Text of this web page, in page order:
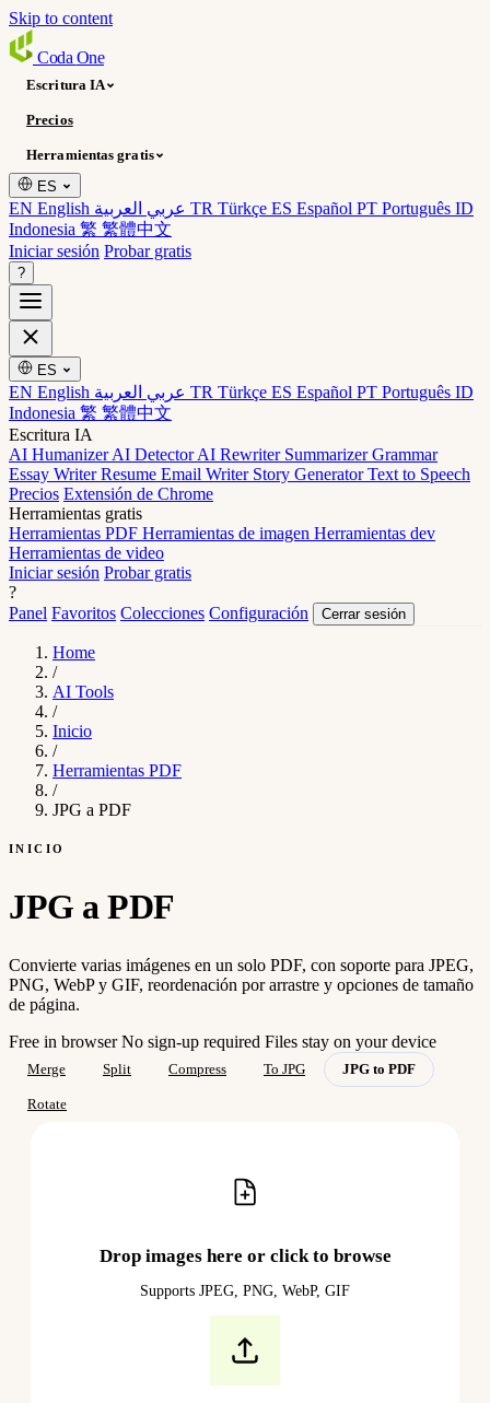
Skip to content
Coda One
Escritura IA
Precios
Herramientas gratis
ES
EN English TR Türkçe ES Español PT Português ID
Indonesia 繁 繁體中文
Iniciar sesión Probar gratis
?
ES
EN English TR Türkçe ES Español PT Português ID
Indonesia 繁 繁體中文
Escritura IA
AI HumanizerAI DetectorAI Rewriter SummarizerGrammar
Essay WriterResume Email Writer Story GeneratorText to Speech
Precios Extensión de Chrome
Herramientas gratis
Herramientas PDF Herramientas de imagen Herramientas dev
Herramientas de video
Iniciar sesión Probar gratis
?
Panel Favoritos Colecciones Configuración Cerrar sesión
Home
/
AI Tools
/
Inicio
/
Herramientas PDF
/
JPG a PDF
INICIO
JPG a PDF
Convierte varias imágenes en un solo PDF, con soporte para JPEG,
PNG, WebP y GIF, reordenación por arrastre y opciones de tamaño
de página.
Free in browserNo sign-up required Files stay on your device
Merge Split Compress To JPG JPG to PDF
Rotate
Drop images here or click to browse
Supports JPEG, PNG, WebP, GIF